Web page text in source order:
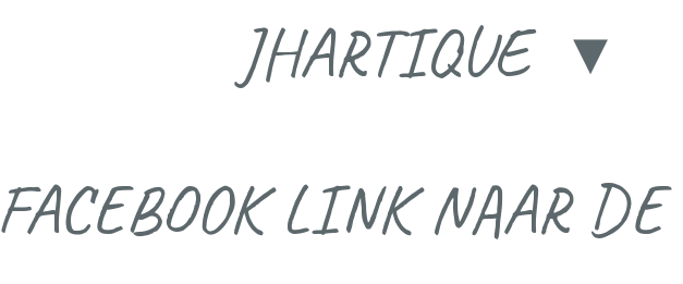
JHARTIQUE
FACEBOOK LINK NAAR DE